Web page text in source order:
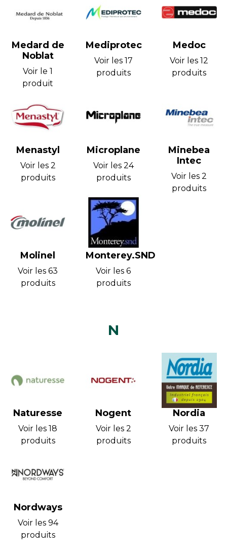
Medard de
Noblat
Voir le 1
produit
Mediprotec
Voir les 17
produits
Medoc
Voir les 12
produits
Menastyl
Voir les 2
produits
Microplane
Voir les 24
produits
Minebea
Intec
Voir les 2
produits
Molinel
Voir les 63
produits
Monterey.SND
Voir les 6
produits
N
Naturesse
Voir les 18
produits
Nogent
Voir les 2
produits
Nordia
Voir les 37
produits
Nordways
Voir les 94
produits